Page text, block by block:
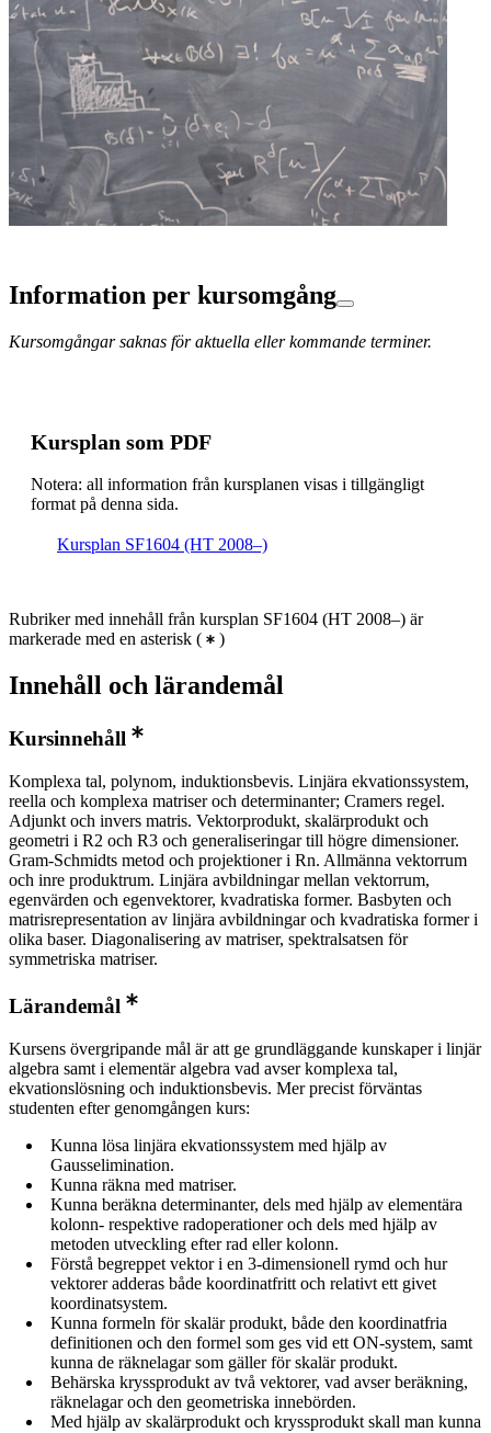
Information per kursomgång
Kursomgångar saknas för aktuella eller kommande terminer.
Kursplan som PDF
Notera: all information från kursplanen visas i tillgängligt
format på denna sida.
Kursplan SF1604 (HT 2008–)
Rubriker med innehåll från kursplan SF1604 (HT 2008–) är
markerade med en asterisk ( )
Innehåll och lärandemål
Kursinnehåll
Komplexa tal, polynom, induktionsbevis. Linjära ekvationssystem,
reella och komplexa matriser och determinanter; Cramers regel.
Adjunkt och invers matris. Vektorprodukt, skalärprodukt och
geometri i R2 och R3 och generaliseringar till högre dimensioner.
Gram-Schmidts metod och projektioner i Rn. Allmänna vektorrum
och inre produktrum. Linjära avbildningar mellan vektorrum,
egenvärden och egenvektorer, kvadratiska former. Basbyten och
matrisrepresentation av linjära avbildningar och kvadratiska former i
olika baser. Diagonalisering av matriser, spektralsatsen för
symmetriska matriser.
Lärandemål
Kursens övergripande mål är att ge grundläggande kunskaper i linjär
algebra samt i elementär algebra vad avser komplexa tal,
ekvationslösning och induktionsbevis. Mer precist förväntas
studenten efter genomgången kurs:
Kunna lösa linjära ekvationssystem med hjälp av
Gausselimination.
Kunna räkna med matriser.
Kunna beräkna determinanter, dels med hjälp av elementära
kolonn- respektive radoperationer och dels med hjälp av
metoden utveckling efter rad eller kolonn.
Förstå begreppet vektor i en 3-dimensionell rymd och hur
vektorer adderas både koordinatfritt och relativt ett givet
koordinatsystem.
Kunna formeln för skalär produkt, både den koordinatfria
definitionen och den formel som ges vid ett ON-system, samt
kunna de räknelagar som gäller för skalär produkt.
Behärska kryssprodukt av två vektorer, vad avser beräkning,
räknelagar och den geometriska innebörden.
Med hjälp av skalärprodukt och kryssprodukt skall man kunna